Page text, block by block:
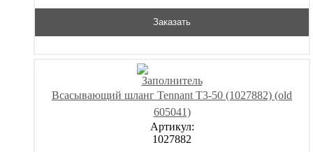
Заказать
Всасывающий шланг Tennant T3-50 (1027882) (old
605041)
Артикул:
1027882